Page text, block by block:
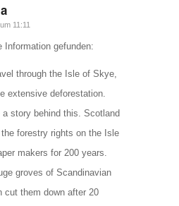
11:11
Information gefunden:
through the Isle of Skye,
extensive deforestation.
a story behind this. Scotland
forestry rights on the Isle
makers for 200 years.
groves of Scandinavian
cut them down after 20